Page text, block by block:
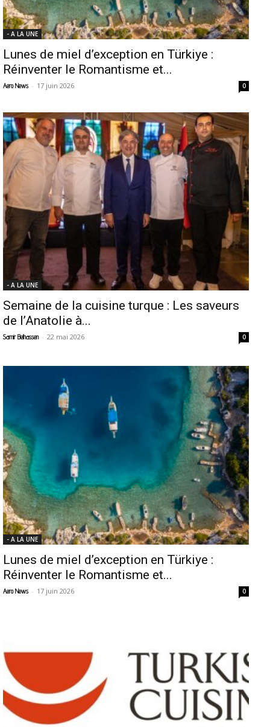
- A LA UNE
Lunes de miel d’exception en Türkiye :
Réinventer le Romantisme et...
Aero News - 17 juin 2026 0
- A LA UNE
Semaine de la cuisine turque : Les saveurs
de l’Anatolie à...
Samir Belhassen - 22 mai 2026 0
- A LA UNE
Lunes de miel d’exception en Türkiye :
Réinventer le Romantisme et...
Aero News - 17 juin 2026 0